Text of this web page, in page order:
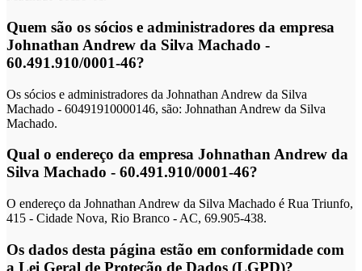
Quem são os sócios e administradores da empresa
Johnathan Andrew da Silva Machado -
60.491.910/0001-46?
Os sócios e administradores da Johnathan Andrew da Silva
Machado - 60491910000146, são: Johnathan Andrew da Silva
Machado.
Qual o endereço da empresa Johnathan Andrew da
Silva Machado - 60.491.910/0001-46?
O endereço da Johnathan Andrew da Silva Machado é Rua Triunfo,
415 - Cidade Nova, Rio Branco - AC, 69.905-438.
Os dados desta página estão em conformidade com
a Lei Geral de Proteção de Dados (LGPD)?